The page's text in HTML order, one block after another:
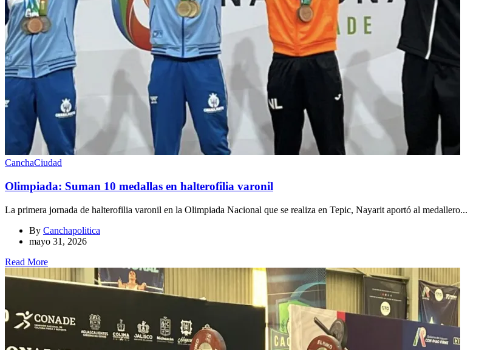
CanchaCiudad
Olimpiada: Suman 10 medallas en halterofilia varonil
La primera jornada de halterofilia varonil en la Olimpiada Nacional que se realiza en Tepic, Nayarit aportó al medallero...
By Canchapolitica
mayo 31, 2026
Read More